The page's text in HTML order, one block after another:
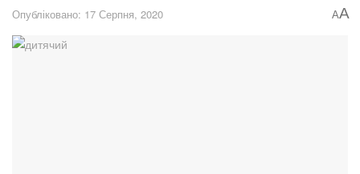
Опубліковано: 17 Серпня, 2020 AA